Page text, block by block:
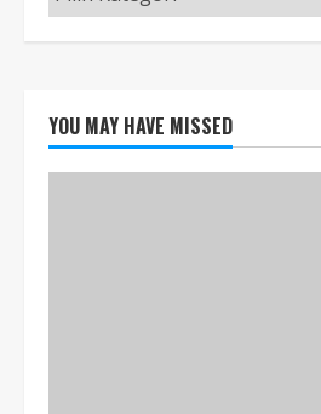
YOU MAY HAVE MISSED